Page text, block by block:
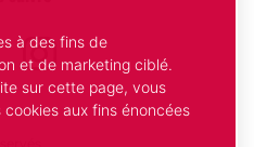
Instagram
à des fins de
et de marketing ciblé.
sur cette page, vous
cookies aux fins énoncées